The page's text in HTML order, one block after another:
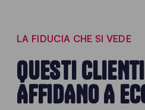
LA FIDUCIA CHE SI VEDE
QUESTI
AFFIDANO A